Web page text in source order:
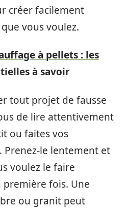
créer facilement
vous voulez.
à pellets : les
à savoir
tout projet de fausse
de lire attentivement
ou faites vos
Prenez-le lentement et
voulez le faire
fois. Une
ou granit peut